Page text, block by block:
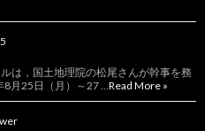
は，国土地理院の松尾さんが幹事を務
8月25日（月）～27 …Read More »